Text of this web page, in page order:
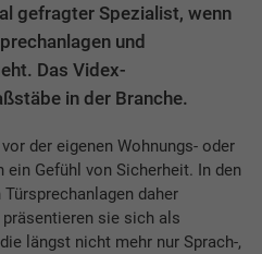
gefragter Spezialist, wenn
und
Das Videx-
in der Branche.
der eigenen Wohnungs- oder
Gefühl von Sicherheit. In den
daher
präsentieren sie sich als
längst nicht mehr nur Sprach-,